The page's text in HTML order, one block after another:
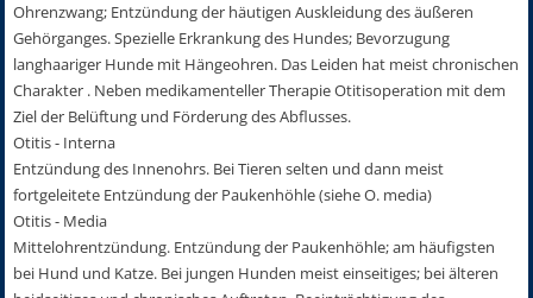
Ohrenzwang; Entzündung der häutigen Auskleidung des äußeren
Gehörganges. Spezielle Erkrankung des Hundes; Bevorzugung
langhaariger Hunde mit Hängeohren. Das Leiden hat meist chronischen
Charakter . Neben medikamenteller Therapie Otitisoperation mit dem
Ziel der Belüftung und Förderung des Abflusses.
Otitis - Interna
Entzündung des Innenohrs. Bei Tieren selten und dann meist
fortgeleitete Entzündung der Paukenhöhle (siehe O. media)
Otitis - Media
Mittelohrentzündung. Entzündung der Paukenhöhle; am häufigsten
bei Hund und Katze. Bei jungen Hunden meist einseitiges; bei älteren